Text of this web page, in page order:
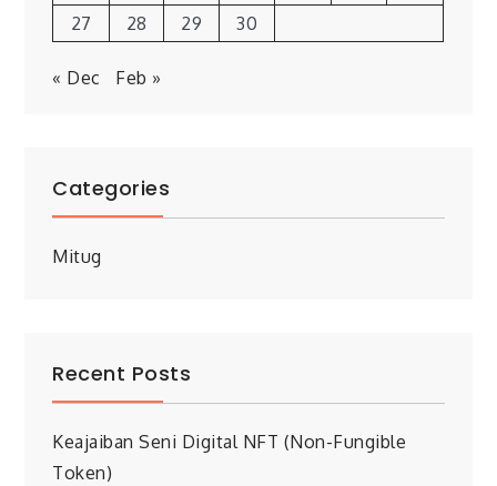
27
28 29 30
« Dec Feb »
Categories
Mitug
Recent Posts
Keajaiban Seni Digital NFT (Non-Fungible
Token)